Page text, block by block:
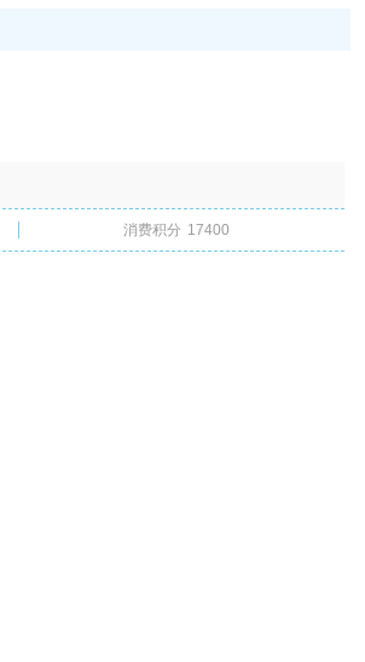
消费积分 17400